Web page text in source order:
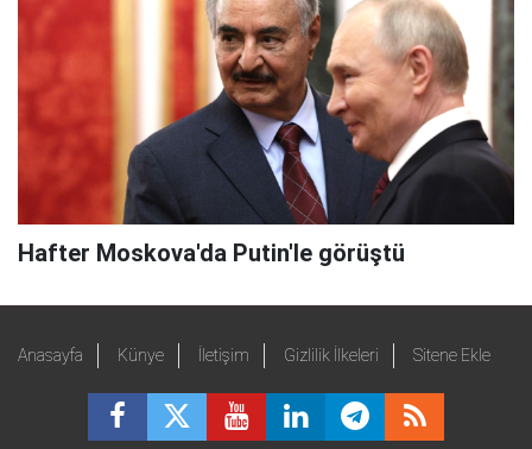
Hafter Moskova'da Putin'le görüştü
Anasayfa Künye İletişim Gizlilik İlkeleri Sitene Ekle